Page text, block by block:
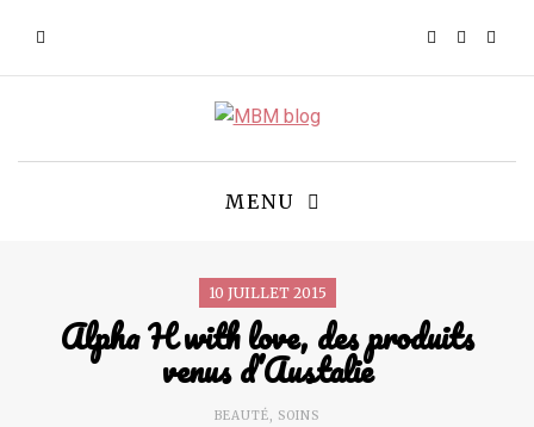
MENU
10 JUILLET 2015
Alpha H with love, des produits
venus d’Austalie
BEAUTÉ, SOINS